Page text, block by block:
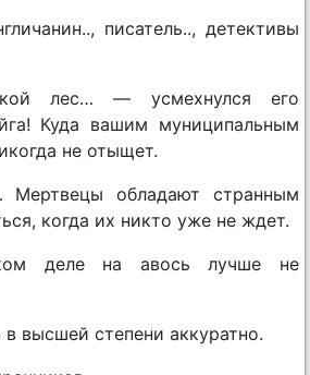
писатель.., детективы
лес… — усмехнулся его
Куда вашим муниципальным
не отыщет.
обладают странным
когда их никто уже не ждет.
деле на авось лучше не
в высшей степени аккуратно.